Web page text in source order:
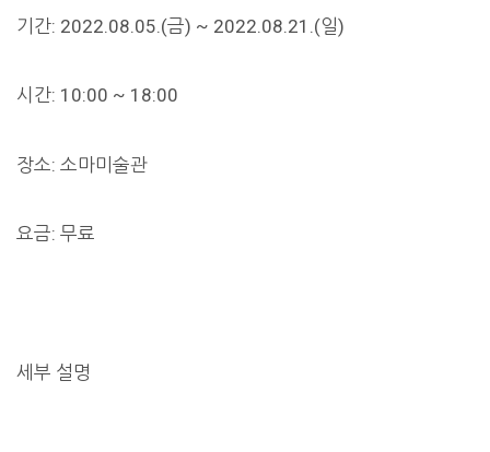
기간: 2022.08.05.(금) ~ 2022.08.21.(일)
시간: 10:00 ~ 18:00
장소: 소마미술관
요금: 무료
세부 설명